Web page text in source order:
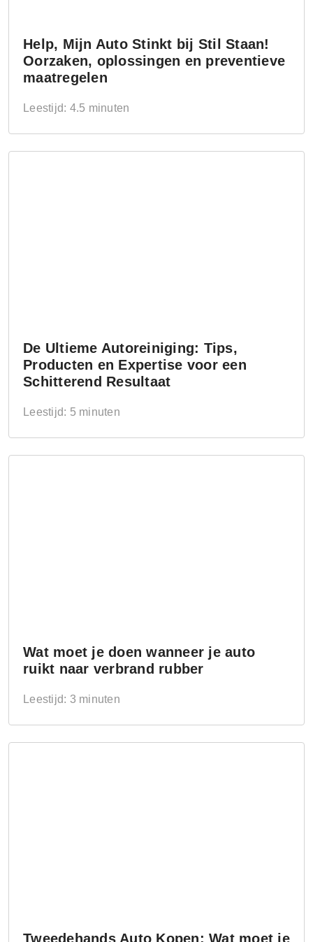
Help, Mijn Auto Stinkt bij Stil Staan!
Oorzaken, oplossingen en preventieve
maatregelen
Leestijd: 4.5 minuten
De Ultieme Autoreiniging: Tips,
Producten en Expertise voor een
Schitterend Resultaat
Leestijd: 5 minuten
Wat moet je doen wanneer je auto
ruikt naar verbrand rubber
Leestijd: 3 minuten
Tweedehands Auto Kopen: Wat moet je